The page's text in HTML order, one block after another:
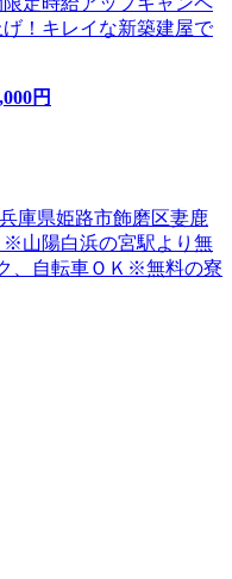
！キレイな新築建屋で
円
庫県姫路市飾磨区妻鹿
山陽白浜の宮駅より無
、自転車ＯＫ※無料の寮